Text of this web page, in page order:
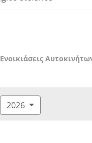
Ενοικιάσεις
2026